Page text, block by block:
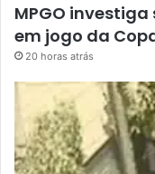
MPGO
em jogo da
20 horas atrás